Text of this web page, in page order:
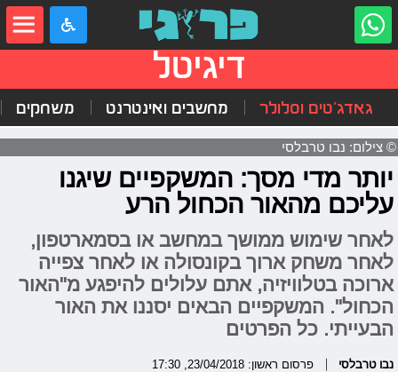
דיגיטל
גאדג'טים וסלולר מחשבים ואינטרנט משחקים
© צילום: נבו טרבלסי
יותר מדי מסך: המשקפיים שיגנו
עליכם מהאור הכחול הרע
לאחר שימוש ממושך במחשב או בסמארטפון,
לאחר משחק ארוך בקונסולה או לאחר צפייה
ארוכה בטלוויזיה, אתם עלולים להיפגע מ"האור
הכחול". המשקפיים הבאים יסננו את האור
הבעייתי. כל הפרטים
נבו טרבלסי פרסום ראשון: 23/04/2018, 17:30